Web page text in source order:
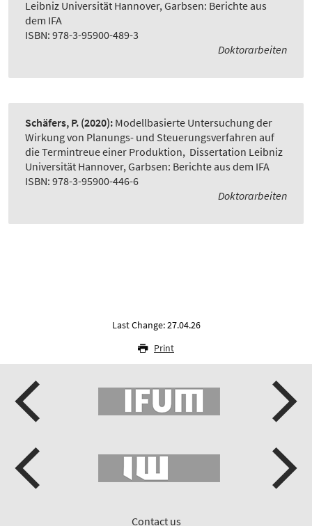
Leibniz Universität Hannover, Garbsen: Berichte aus
dem IFA
ISBN: 978-3-95900-489-3
Doktorarbeiten
Schäfers, P. (2020): Modellbasierte Untersuchung der
Wirkung von Planungs- und Steuerungsverfahren auf
die Termintreue einer Produktion, Dissertation Leibniz
Universität Hannover, Garbsen: Berichte aus dem IFA
ISBN: 978-3-95900-446-6
Doktorarbeiten
Last Change: 27.04.26
Print
Contact us